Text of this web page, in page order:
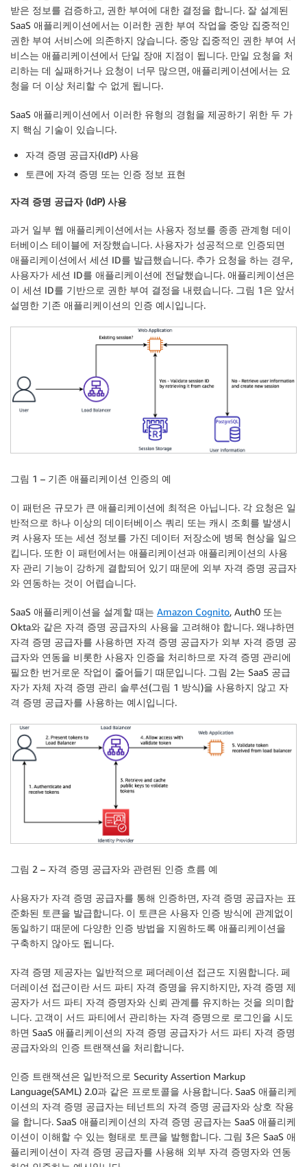
받은 정보를 검증하고, 권한 부여에 대한 결정을 합니다. 잘 설계된
SaaS 애플리케이션에서는 이러한 권한 부여 작업을 중앙 집중적인
권한 부여 서비스에 의존하지 않습니다. 중앙 집중적인 권한 부여 서
비스는 애플리케이션에서 단일 장애 지점이 됩니다. 만일 요청을 처
리하는 데 실패하거나 요청이 너무 많으면, 애플리케이션에서는 요
청을 더 이상 처리할 수 없게 됩니다.
SaaS 애플리케이션에서 이러한 유형의 경험을 제공하기 위한 두 가
지 핵심 기술이 있습니다.
자격 증명 공급자(IdP) 사용
토큰에 자격 증명 또는 인증 정보 표현
자격 증명 공급자 (IdP) 사용
과거 일부 웹 애플리케이션에서는 사용자 정보를 종종 관계형 데이
터베이스 테이블에 저장했습니다. 사용자가 성공적으로 인증되면
애플리케이션에서 세션 ID를 발급했습니다. 추가 요청을 하는 경우,
사용자가 세션 ID를 애플리케이션에 전달했습니다. 애플리케이션은
이 세션 ID를 기반으로 권한 부여 결정을 내렸습니다. 그림 1은 앞서
설명한 기존 애플리케이션의 인증 예시입니다.
그림 1 – 기존 애플리케이션 인증의 예
이 패턴은 규모가 큰 애플리케이션에 최적은 아닙니다. 각 요청은 일
반적으로 하나 이상의 데이터베이스 쿼리 또는 캐시 조회를 발생시
켜 사용자 또는 세션 정보를 가진 데이터 저장소에 병목 현상을 일으
킵니다. 또한 이 패턴에서는 애플리케이션과 애플리케이션의 사용
자 관리 기능이 강하게 결합되어 있기 때문에 외부 자격 증명 공급자
와 연동하는 것이 어렵습니다.
SaaS 애플리케이션을 설계할 때는 Amazon Cognito, Auth0 또는
Okta와 같은 자격 증명 공급자의 사용을 고려해야 합니다. 왜냐하면
자격 증명 공급자를 사용하면 자격 증명 공급자가 외부 자격 증명 공
급자와 연동을 비롯한 사용자 인증을 처리하므로 자격 증명 관리에
필요한 번거로운 작업이 줄어들기 때문입니다. 그림 2는 SaaS 공급
자가 자체 자격 증명 관리 솔루션(그림 1 방식)을 사용하지 않고 자
격 증명 공급자를 사용하는 예시입니다.
그림 2 – 자격 증명 공급자와 관련된 인증 흐름 예
사용자가 자격 증명 공급자를 통해 인증하면, 자격 증명 공급자는 표
준화된 토큰을 발급합니다. 이 토큰은 사용자 인증 방식에 관계없이
동일하기 때문에 다양한 인증 방법을 지원하도록 애플리케이션을
구축하지 않아도 됩니다.
자격 증명 제공자는 일반적으로 페더레이션 접근도 지원합니다. 페
더레이션 접근이란 서드 파티 자격 증명을 유지하지만, 자격 증명 제
공자가 서드 파티 자격 증명자와 신뢰 관계를 유지하는 것을 의미합
니다. 고객이 서드 파티에서 관리하는 자격 증명으로 로그인을 시도
하면 SaaS 애플리케이션의 자격 증명 공급자가 서드 파티 자격 증명
공급자와의 인증 트랜잭션을 처리합니다.
인증 트랜잭션은 일반적으로 Security Assertion Markup
Language(SAML) 2.0과 같은 프로토콜을 사용합니다. SaaS 애플리케
이션의 자격 증명 공급자는 테넌트의 자격 증명 공급자와 상호 작용
을 합니다. SaaS 애플리케이션의 자격 증명 공급자는 SaaS 애플리케
이션이 이해할 수 있는 형태로 토큰을 발행합니다. 그림 3은 SaaS 애
플리케이션이 자격 증명 공급자를 사용해 외부 자격 증명자와 연동